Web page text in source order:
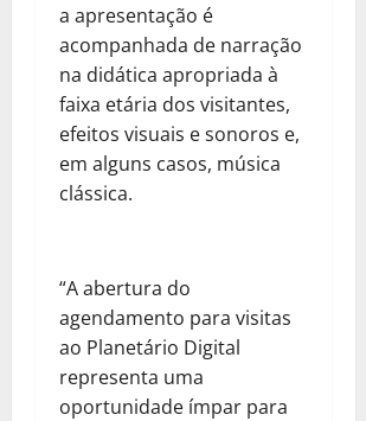
a apresentação é
acompanhada de narração
na didática apropriada à
faixa etária dos visitantes,
efeitos visuais e sonoros e,
em alguns casos, música
clássica.
“A abertura do
agendamento para visitas
ao Planetário Digital
representa uma
oportunidade ímpar para